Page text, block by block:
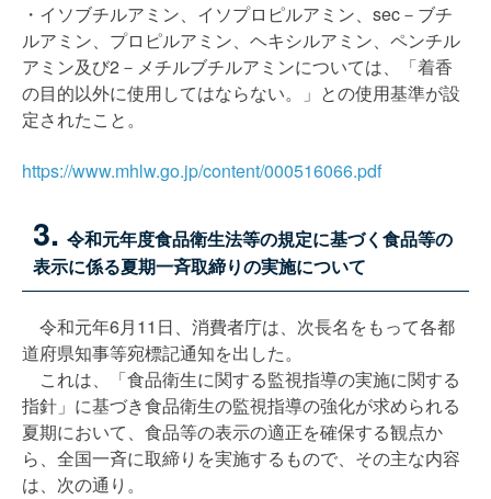
・イソブチルアミン、イソプロピルアミン、sec－ブチ
ルアミン、プロピルアミン、ヘキシルアミン、ペンチル
アミン及び2－メチルブチルアミンについては、「着香
の目的以外に使用してはならない。」との使用基準が設
定されたこと。
https://www.mhlw.go.jp/content/000516066.pdf
3. 令和元年度食品衛生法等の規定に基づく食品等の
表示に係る夏期一斉取締りの実施について
令和元年6月11日、消費者庁は、次長名をもって各都
道府県知事等宛標記通知を出した。
これは、「食品衛生に関する監視指導の実施に関する
指針」に基づき食品衛生の監視指導の強化が求められる
夏期において、食品等の表示の適正を確保する観点か
ら、全国一斉に取締りを実施するもので、その主な内容
は、次の通り。